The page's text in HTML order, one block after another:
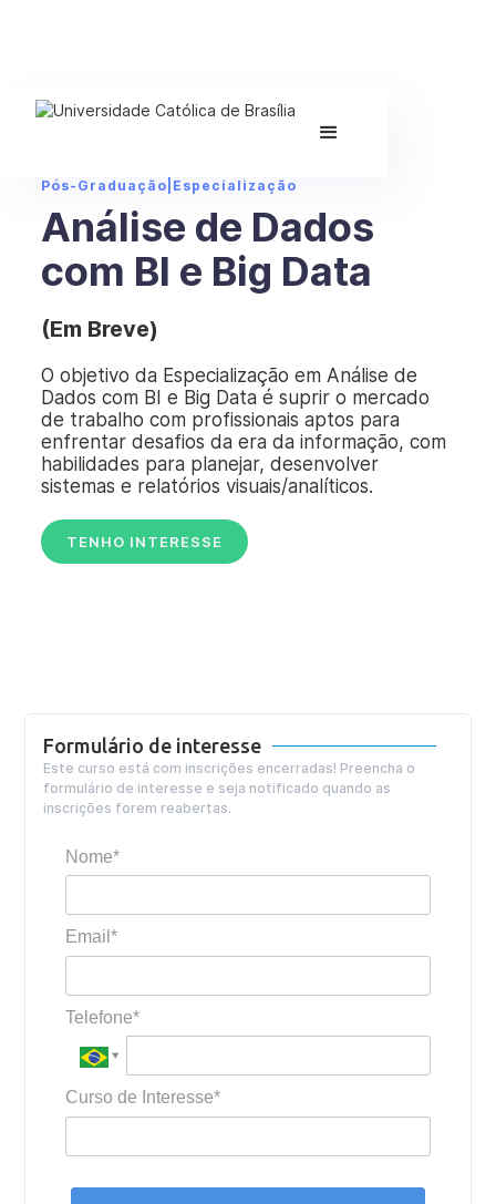
Pós-Graduação Especialização
Análise de Dados
com BI e Big Data
(Em Breve)
O objetivo da Especialização em Análise de
Dados com BI e Big Data é suprir o mercado
de trabalho com profissionais aptos para
enfrentar desafios da era da informação, com
habilidades para planejar, desenvolver
sistemas e relatórios visuais/analíticos.
TENHO INTERESSE
Formulário de interesse
Este curso está com inscrições encerradas! Preencha o
formulário de interesse e seja notificado quando as
inscrições forem reabertas.
Nome*
Email*
Telefone*
Curso de Interesse*